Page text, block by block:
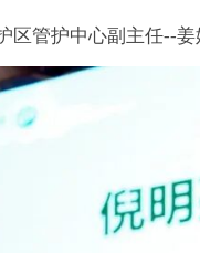
区管护中心副主任--姜